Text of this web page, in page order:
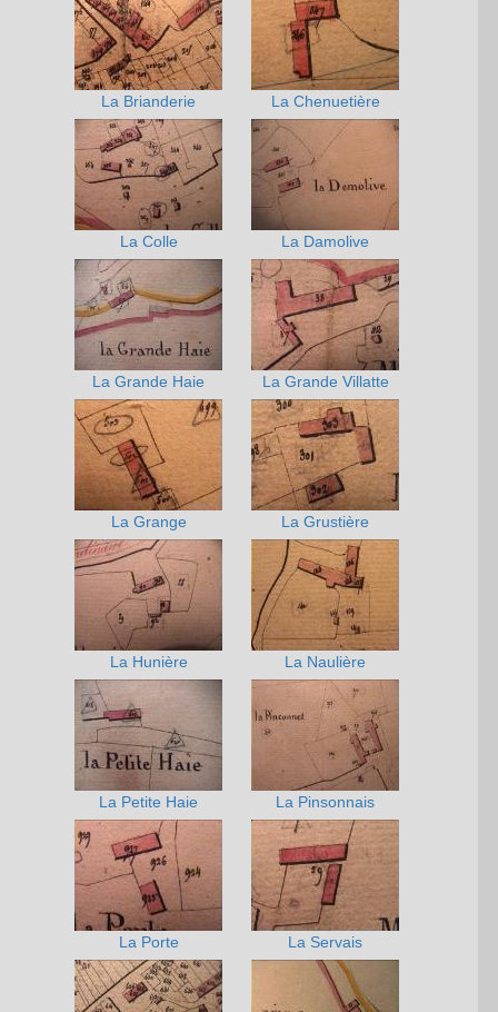
La Brianderie La Chenuetière
La Colle La Damolive
La Grande Haie La Grande Villatte
La Grange La Grustière
La Hunière La Naulière
La Petite Haie La Pinsonnais
La Porte La Servais